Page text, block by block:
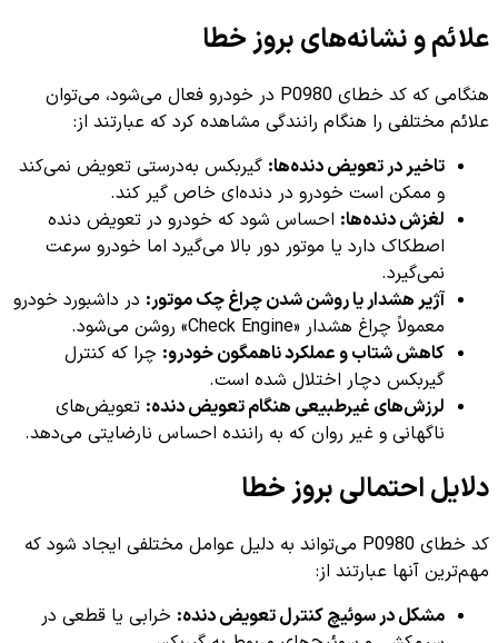
علائم و نشانه‌های بروز خطا
هنگامی که کد خطای P0980 در خودرو فعال می‌شود، می‌توان
علائم مختلفی را هنگام رانندگی مشاهده کرد که عبارتند از:
تاخیر در تعویض دنده‌ها: گیربکس به‌درستی تعویض نمی‌کند
و ممکن است خودرو در دنده‌ای خاص گیر کند.
لغزش دنده‌ها: احساس شود که خودرو در تعویض دنده
اصطکاک دارد یا موتور دور بالا می‌گیرد اما خودرو سرعت
نمی‌گیرد.
آژیر هشدار یا روشن شدن چراغ چک موتور: در داشبورد خودرو
معمولاً چراغ هشدار «Check Engine» روشن می‌شود.
کاهش شتاب و عملکرد ناهمگون خودرو: چرا که کنترل
گیربکس دچار اختلال شده است.
لرزش‌های غیرطبیعی هنگام تعویض دنده: تعویض‌های
ناگهانی و غیر روان که به راننده احساس نارضایتی می‌دهد.
دلایل احتمالی بروز خطا
کد خطای P0980 می‌تواند به دلیل عوامل مختلفی ایجاد شود که
مهم‌ترین آنها عبارتند از:
مشکل در سوئیچ کنترل تعویض دنده: خرابی یا قطعی در